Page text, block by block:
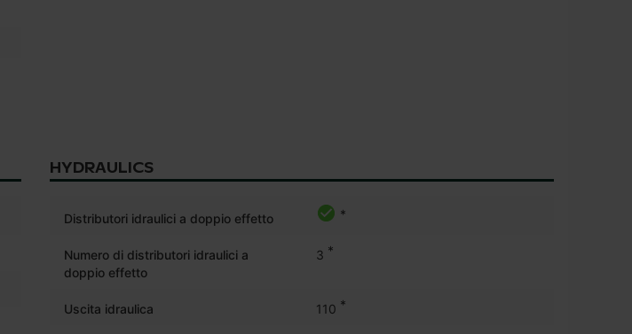
HYDRAULICS
Distributori idraulici a doppio effetto *
Numero di distributori idraulici a
doppio effetto
3 *
Uscita idraulica 110 *